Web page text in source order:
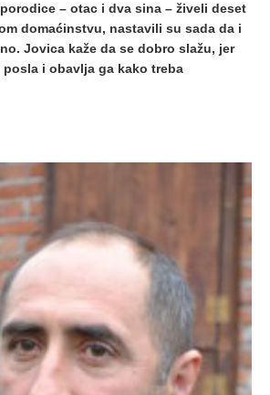
– otac i dva sina – živeli deset
domaćinstvu, nastavili su sada da i
Jovica kaže da se dobro slažu, jer
i obavlja ga kako treba